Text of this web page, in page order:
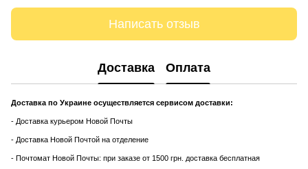
Написать отзыв
Доставка Оплата
Доставка по Украине осуществляется сервисом доставки:
- Доставка курьером Новой Почты
- Доставка Новой Почтой на отделение
- Почтомат Новой Почты: при заказе от 1500 грн. доставка бесплатная